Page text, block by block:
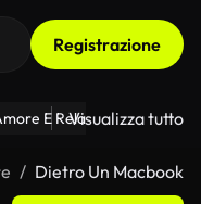
Registrazione
E Relazioni Il
Visualizza tutto
Dietro Un Macbook